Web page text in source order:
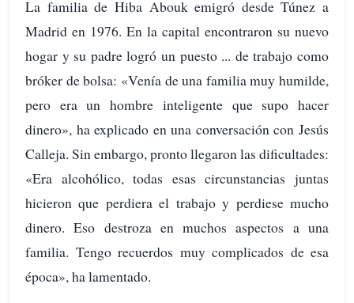
La familia de Hiba Abouk emigró desde Túnez a
Madrid en 1976. En la capital encontraron su nuevo
hogar y su padre logró un puesto ... de trabajo como
bróker de bolsa: «Venía de una familia muy humilde,
pero era un hombre inteligente que supo hacer
dinero», ha explicado en una conversación con Jesús
Calleja. Sin embargo, pronto llegaron las dificultades:
«Era alcohólico, todas esas circunstancias juntas
hicieron que perdiera el trabajo y perdiese mucho
dinero. Eso destroza en muchos aspectos a una
familia. Tengo recuerdos muy complicados de esa
época», ha lamentado.